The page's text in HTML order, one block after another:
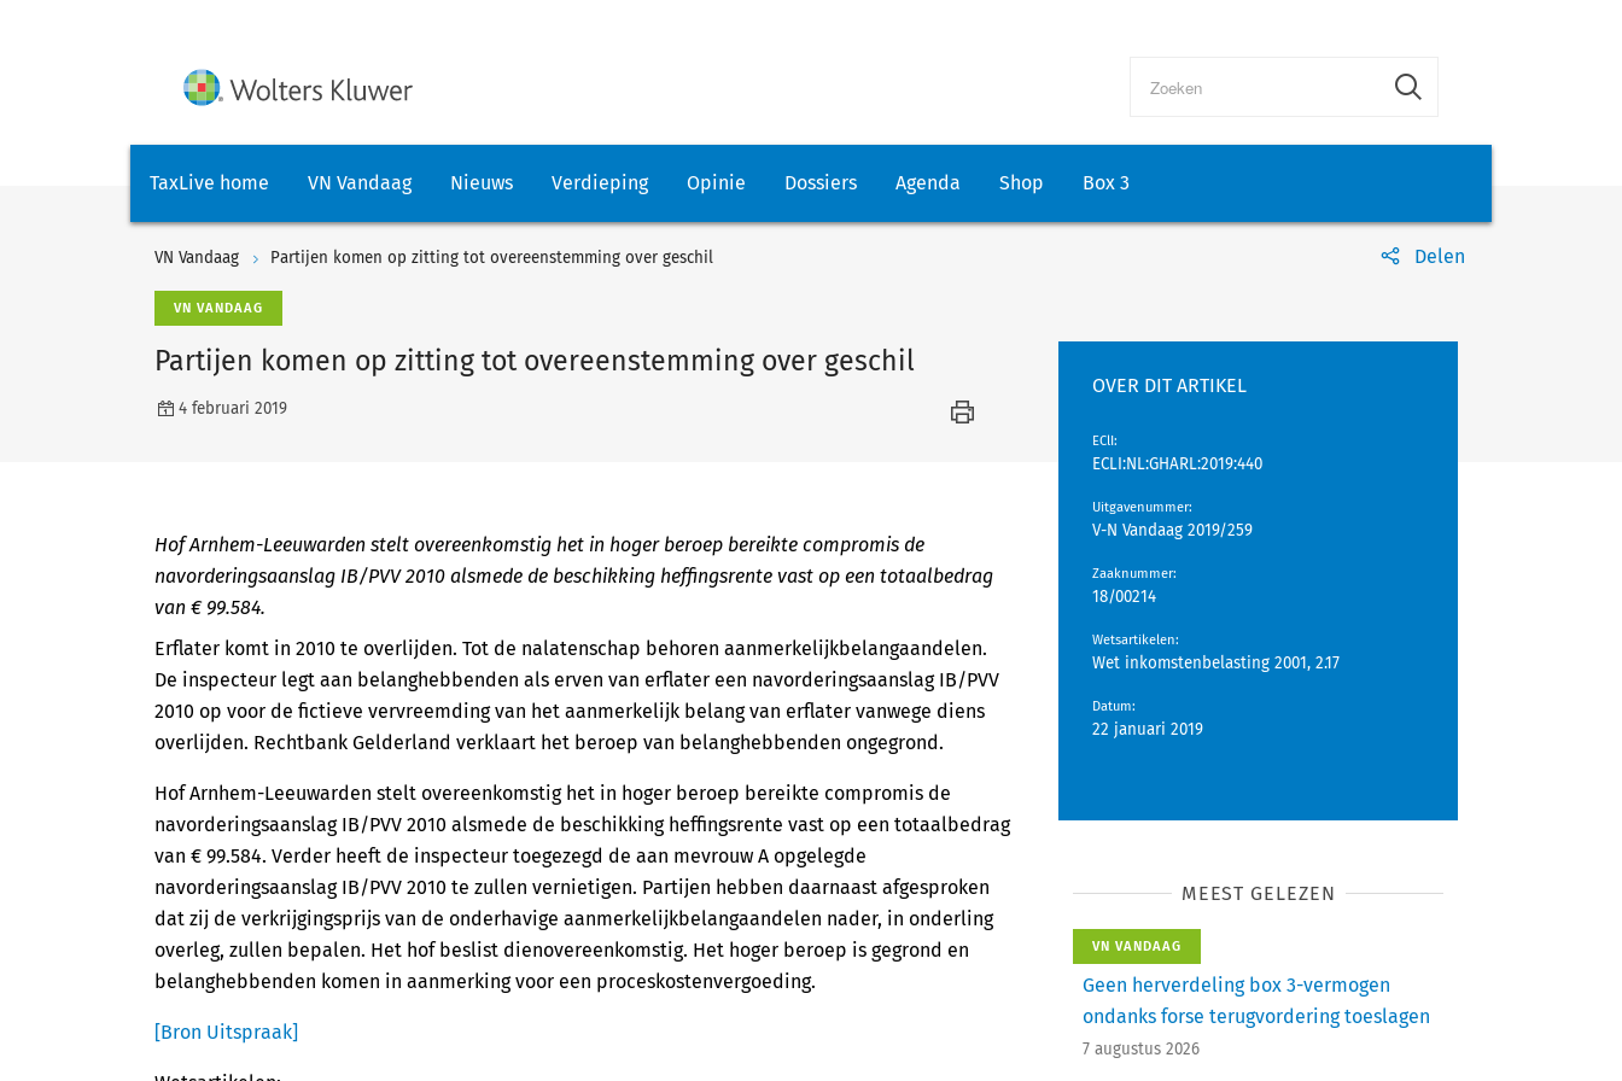
TaxLive home VN Vandaag Nieuws Verdieping Opinie Dossiers Agenda Shop Box 3
VN Vandaag Partijen komen op zitting tot overeenstemming over geschil Delen
VN VANDAAG
Partijen komen op zitting tot overeenstemming over geschil
4 februari 2019
Hof Arnhem-Leeuwarden stelt overeenkomstig het in hoger beroep bereikte compromis de
navorderingsaanslag IB/PVV 2010 alsmede de beschikking heffingsrente vast op een totaalbedrag
van € 99.584.
Erflater komt in 2010 te overlijden. Tot de nalatenschap behoren aanmerkelijkbelangaandelen.
De inspecteur legt aan belanghebbenden als erven van erflater een navorderingsaanslag IB/PVV
2010 op voor de fictieve vervreemding van het aanmerkelijk belang van erflater vanwege diens
overlijden. Rechtbank Gelderland verklaart het beroep van belanghebbenden ongegrond.
Hof Arnhem-Leeuwarden stelt overeenkomstig het in hoger beroep bereikte compromis de
navorderingsaanslag IB/PVV 2010 alsmede de beschikking heffingsrente vast op een totaalbedrag
van € 99.584. Verder heeft de inspecteur toegezegd de aan mevrouw A opgelegde
navorderingsaanslag IB/PVV 2010 te zullen vernietigen. Partijen hebben daarnaast afgesproken
dat zij de verkrijgingsprijs van de onderhavige aanmerkelijkbelangaandelen nader, in onderling
overleg, zullen bepalen. Het hof beslist dienovereenkomstig. Het hoger beroep is gegrond en
belanghebbenden komen in aanmerking voor een proceskostenvergoeding.
[Bron Uitspraak]
OVER DIT ARTIKEL
EClI:
ECLI:NL:GHARL:2019:440
Uitgavenummer:
V-N Vandaag 2019/259
Zaaknummer:
18/00214
Wetsartikelen:
Wet inkomstenbelasting 2001, 2.17
Datum:
22 januari 2019
MEEST GELEZEN
VN VANDAAG
Geen herverdeling box 3-vermogen
ondanks forse terugvordering toeslagen
7 augustus 2026